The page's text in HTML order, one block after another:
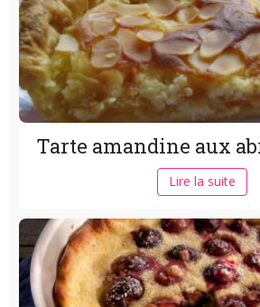
Tarte amandine aux
Lire la suite